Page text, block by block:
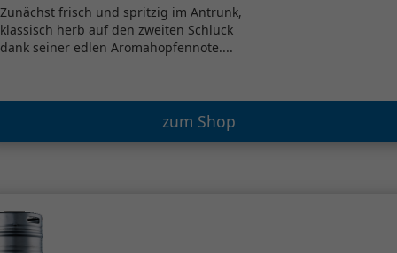
Zunächst frisch und spritzig im Antrunk,
klassisch herb auf den zweiten Schluck
dank seiner edlen Aromahopfennote....
zum Shop